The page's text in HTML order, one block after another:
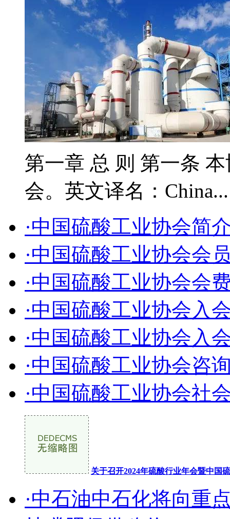
第一章 总 则 第一条
会。英文译名：
·中国硫酸工业协会简
·中国硫酸工业协会会
·中国硫酸工业协会会
·中国硫酸工业协会入
·中国硫酸工业协会入
·中国硫酸工业协会咨
·中国硫酸工业协会社
关于召开2024年硫酸行业年会暨中国
·中石油中石化将向重